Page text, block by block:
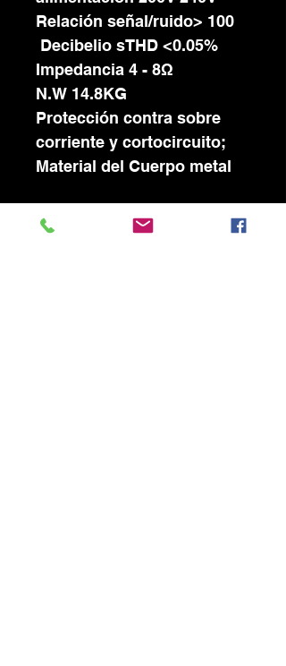
Relación señal/ruido> 100
Decibelio sTHD <0.05%
Impedancia 4 - 8Ω
N.W 14.8KG
Protección contra sobre
corriente y cortocircuito;
Material del Cuerpo metal
Garantia 1 AÑO